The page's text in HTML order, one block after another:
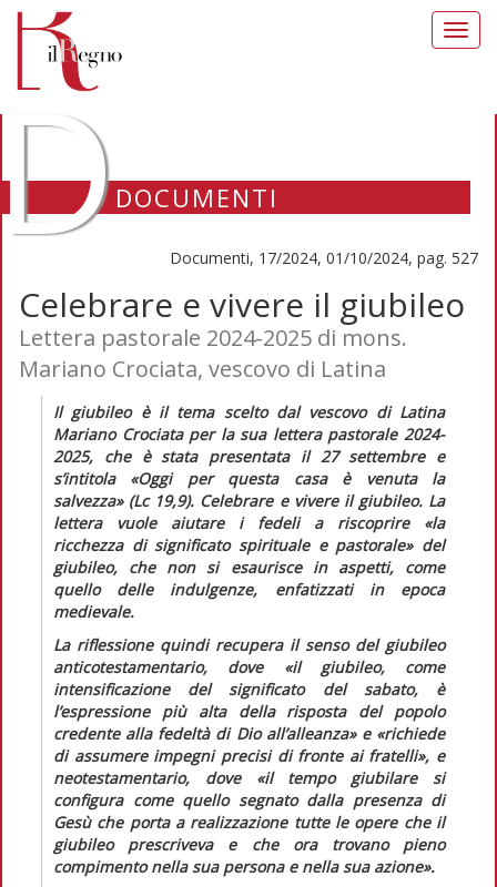
DOCUMENTI
Documenti, 17/2024, 01/10/2024, pag. 527
Celebrare e vivere il giubileo
Lettera pastorale 2024-2025 di mons.
Mariano Crociata, vescovo di Latina
Il giubileo è il tema scelto dal vescovo di Latina
Mariano Crociata per la sua lettera pastorale 2024-
2025, che è stata presentata il 27 settembre e
s’intitola «Oggi per questa casa è venuta la
salvezza» (Lc 19,9). Celebrare e vivere il giubileo. La
lettera vuole aiutare i fedeli a riscoprire «la
ricchezza di significato spirituale e pastorale»del
giubileo, che non si esaurisce in aspetti, come
quello delle indulgenze, enfatizzati in epoca
medievale.
La riflessione quindi recupera il senso del giubileo
anticotestamentario, dove «il giubileo, come
intensificazione del significato del sabato, è
l’espressione più alta della risposta del popolo
credente alla fedeltà di Dio all’alleanza»e «richiede
di assumere impegni precisi di fronte ai fratelli», e
neotestamentario, dove «il tempo giubilare si
configura come quello segnato dalla presenza di
Gesù che porta a realizzazione tutte le opere che il
giubileo prescriveva e che ora trovano pieno
compimento nella sua persona e nella sua azione».